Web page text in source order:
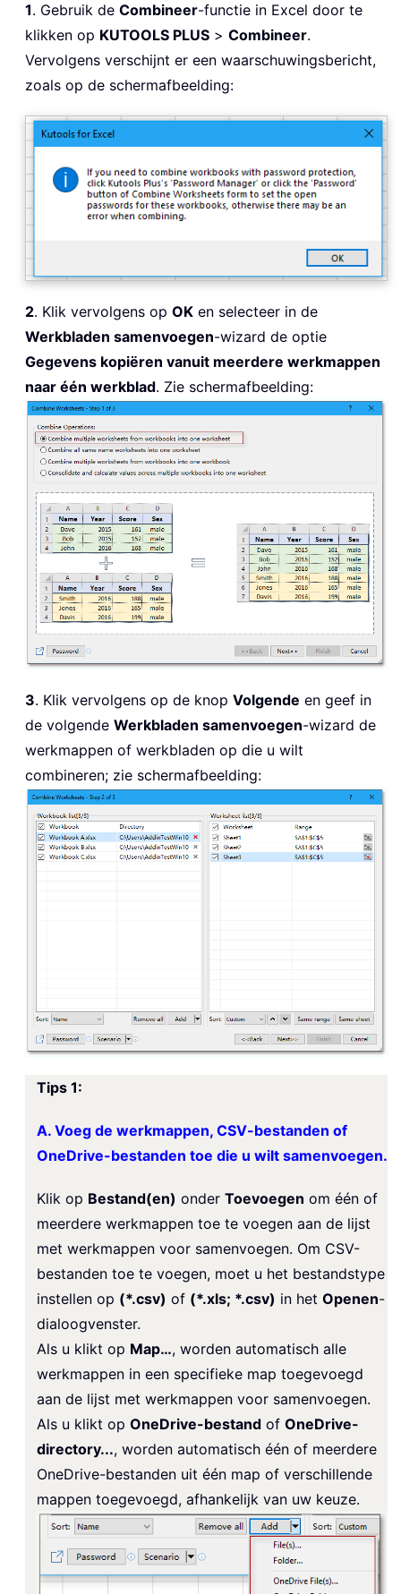
1. Gebruik de Combineer-functie in Excel door te
klikken op KUTOOLS PLUS > Combineer.
Vervolgens verschijnt er een waarschuwingsbericht,
zoals op de schermafbeelding:
2. Klik vervolgens op OK en selecteer in de
Werkbladen samenvoegen-wizard de optie
Gegevens kopiëren vanuit meerdere werkmappen
naar één werkblad. Zie schermafbeelding:
3. Klik vervolgens op de knop Volgende en geef in
de volgende Werkbladen samenvoegen-wizard de
werkmappen of werkbladen op die u wilt
combineren; zie schermafbeelding:
Tips 1:
A. Voeg de werkmappen, CSV-bestanden of
OneDrive-bestanden toe die u wilt samenvoegen.
Klik op Bestand(en) onder Toevoegen om één of
meerdere werkmappen toe te voegen aan de lijst
met werkmappen voor samenvoegen. Om CSV-
bestanden toe te voegen, moet u het bestandstype
instellen op (*.csv) of (*.xls; *.csv) in het Openen-
dialoogvenster.
Als u klikt op Map…, worden automatisch alle
werkmappen in een specifieke map toegevoegd
aan de lijst met werkmappen voor samenvoegen.
Als u klikt op OneDrive-bestand of OneDrive-
directory..., worden automatisch één of meerdere
OneDrive-bestanden uit één map of verschillende
mappen toegevoegd, afhankelijk van uw keuze.